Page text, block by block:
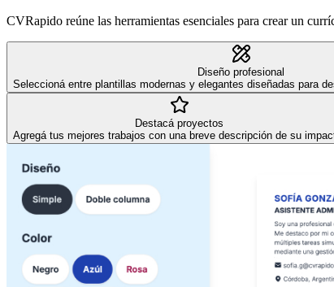
CVRapido reúne las herramientas esenciales para crear un
Diseño profesional
Seleccioná entre plantillas modernas y elegantes diseñadas para
Destacá proyectos
Agregá tus mejores trabajos con una breve descripción de su